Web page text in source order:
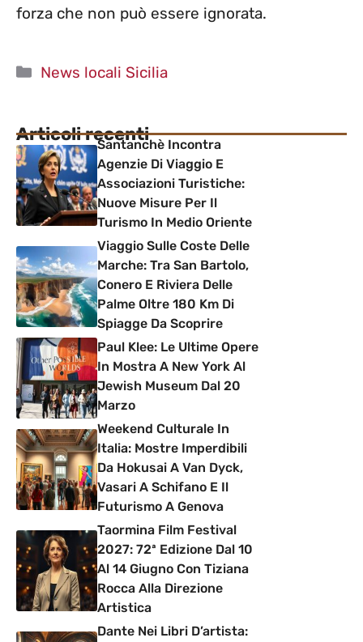
forza che non può essere ignorata.
Categorie
News locali Sicilia
Articoli recentiSantanchè Incontra
Agenzie Di Viaggio E
Associazioni Turistiche:
Nuove Misure Per Il
Turismo In Medio Oriente
Viaggio Sulle Coste Delle
Marche: Tra San Bartolo,
Conero E Riviera Delle
Palme Oltre 180 Km Di
Spiagge Da Scoprire
Paul Klee: Le Ultime Opere
In Mostra A New York Al
Jewish Museum Dal 20
Marzo
Weekend Culturale In
Italia: Mostre Imperdibili
Da Hokusai A Van Dyck,
Vasari A Schifano E Il
Futurismo A Genova
Taormina Film Festival
2027: 72ª Edizione Dal 10
Al 14 Giugno Con Tiziana
Rocca Alla Direzione
Artistica
Dante Nei Libri D’artista: